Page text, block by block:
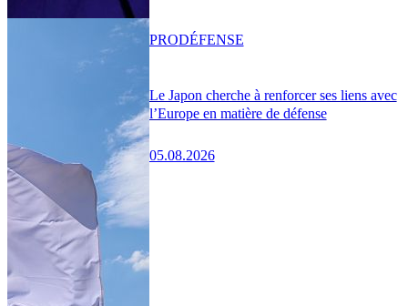
Le Japon cherche à renforcer ses liens avec
l’Europe en matière de défense
05.08.2026
PRODÉFENSE